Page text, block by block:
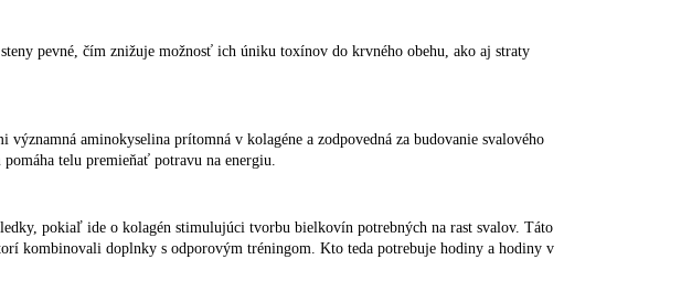
pevné, čím znižuje možnosť ich úniku toxínov do krvného obehu, ako aj straty
aminokyselina prítomná v kolagéne a zodpovedná za budovanie svalového
telu premieňať potravu na energiu.
pokiaľ ide o kolagén stimulujúci tvorbu bielkovín potrebných na rast svalov. Táto
kombinovali doplnky s odporovým tréningom. Kto teda potrebuje hodiny a hodiny v